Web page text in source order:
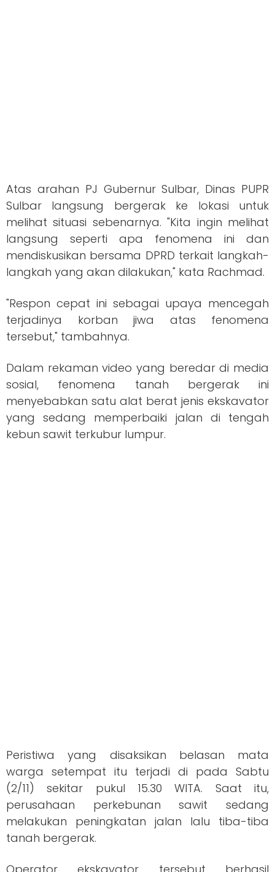
Atas arahan PJ Gubernur Sulbar, Dinas PUPR
Sulbar langsung bergerak ke lokasi untuk
melihat situasi sebenarnya. "Kita ingin melihat
langsung seperti apa fenomena ini dan
mendiskusikan bersama DPRD terkait langkah-
langkah yang akan dilakukan," kata Rachmad.
"Respon cepat ini sebagai upaya mencegah
terjadinya korban jiwa atas fenomena
tersebut," tambahnya.
Dalam rekaman video yang beredar di media
sosial, fenomena tanah bergerak ini
menyebabkan satu alat berat jenis ekskavator
yang sedang memperbaiki jalan di tengah
kebun sawit terkubur lumpur.
Peristiwa yang disaksikan belasan mata
warga setempat itu terjadi di pada Sabtu
(2/11) sekitar pukul 15.30 WITA. Saat itu,
perusahaan perkebunan sawit sedang
melakukan peningkatan jalan lalu tiba-tiba
tanah bergerak.